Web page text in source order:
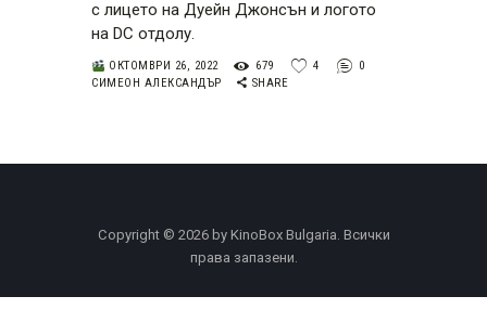
с лицето на Дуейн Джонсън и логото
на DC отдолу.
ОКТОМВРИ 26, 2022 679 4
0
СИМЕОН АЛЕКСАНДЪР
SHARE
Copyright © 2026 by KinoBox Bulgaria. Всички
права запазени.